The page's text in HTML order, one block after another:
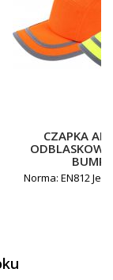
CZAPKA
Norma: EN812